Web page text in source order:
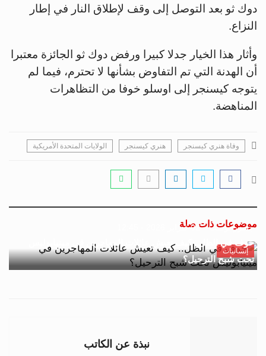
دوك ثو بعد التوصل إلى وقف لإطلاق النار في إطار
النزاع.
وأثار هذا الخيار جدلا كبيرا ورفض دوك ثو الجائزة معتبرا
أن الهدنة التي تم التفاوض بشأنها لا تحترم، فيما لم
يتوجه كيسنجر إلى اوسلو خوفا من التظاهرات
المناهضة.
وفاة هنري كيسنجر هنري كيسنجر الولايات المتحدة الأمريكية
موضوعات ذات صلة
إنسانيات
جسور بوست 02 فبراير 2026 - 12:45
خوف في الظل.. كيف تعيش عائلات المهاجرين في مينيابوليس
تحت شبح الترحيل؟
نبذة عن الكاتب